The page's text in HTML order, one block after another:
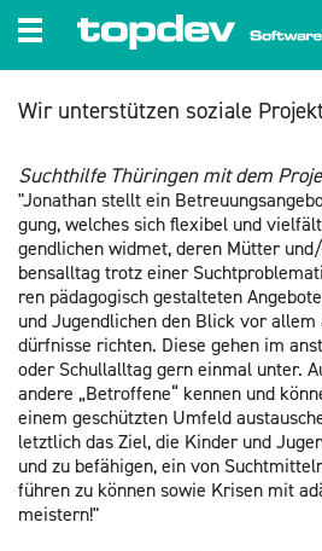
zum Inhalt wechseln
Wir un­ter­stüt­zen so­zia­le
Sucht­hil­fe Thü­rin­gen mit dem
"Jo­na­than stellt ein
gung, wel­ches sich fle­xi­bel und
gend­li­chen wid­met, deren Müt­ter
bens­all­tag trotz einer
ren päd­ago­gisch ge­stal­te­ten
und Ju­gend­li­chen den Blick vor
dürf­nis­se rich­ten. Diese gehen im
oder Schull­all­tag gern ein­mal unter.
an­de­re „Be­trof­fe­ne“ ken­nen und
einem ge­schütz­ten Um­feld
letzt­lich das Ziel, die Kin­der und
und zu be­fä­hi­gen, ein von
füh­ren zu kön­nen sowie Kri­sen mit
meis­tern!"